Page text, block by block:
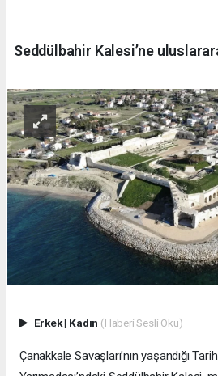
Seddülbahir Kalesi’ne
Erkek| Kadın (Haberi Sesli Oku)
Çanakkale Savaşları’nın yaşandığı